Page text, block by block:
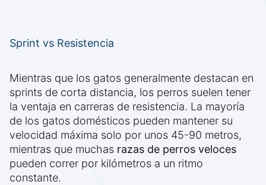
Sprint vs Resistencia
Mientras que los gatos generalmente destacan en
sprints de corta distancia, los perros suelen tener
la ventaja en carreras de resistencia. La mayoría
de los gatos domésticos pueden mantener su
velocidad máxima solo por unos 45-90 metros,
mientras que muchas razas de perros veloces
pueden correr por kilómetros a un ritmo
constante.